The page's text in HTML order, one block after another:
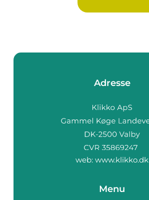
Adresse
web: www.klikko.dk
Menu